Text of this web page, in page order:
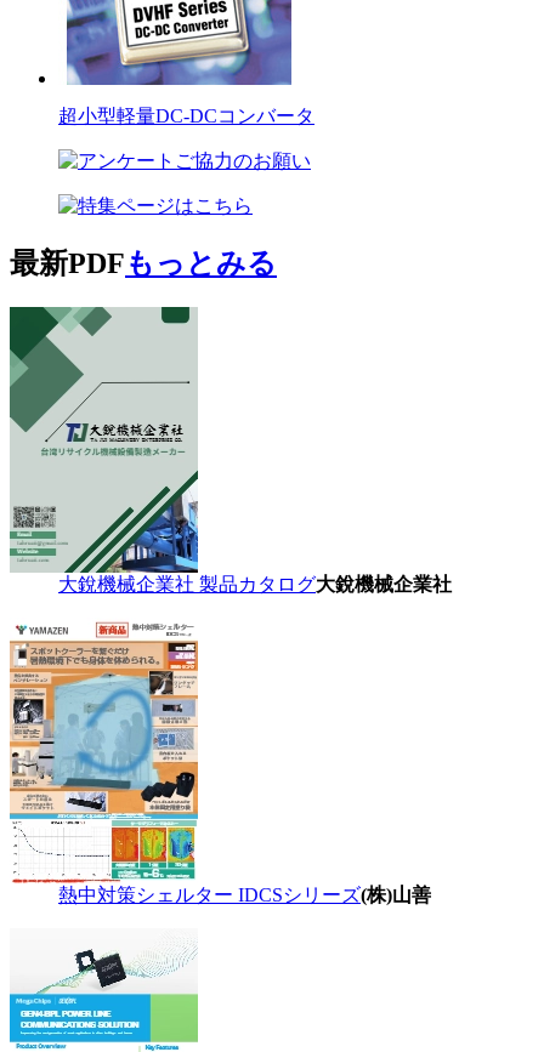
超小型軽量DC-DCコンバータ
最新PDFもっとみる
大銳機械企業社 製品カタログ大銳機械企業社
熱中対策シェルター IDCSシリーズ(株)山善